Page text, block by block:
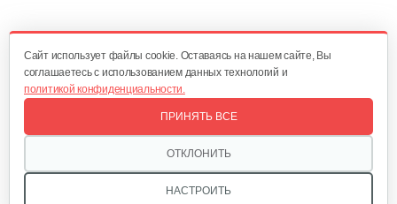
Cайт использует файлы cookie. Оставаясь на нашем сайте, Вы
соглашаетесь с использованием данных технологий и
политикой конфиденциальности.
НАСТРОИТЬ
ОТКЛОНИТЬ
ПРИНЯТЬ ВСЕ